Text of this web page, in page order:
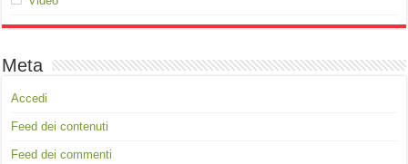
Meta
Accedi
Feed dei contenuti
Feed dei commenti